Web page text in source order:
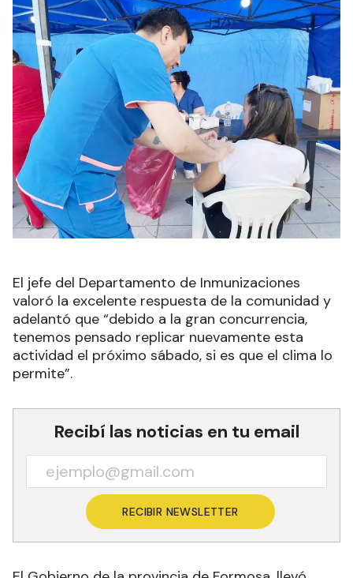
El jefe del Departamento de Inmunizaciones
valoró la excelente respuesta de la comunidad y
adelantó que “debido a la gran concurrencia,
tenemos pensado replicar nuevamente esta
actividad el próximo sábado, si es que el clima lo
permite”.
Recibí las noticias en tu email
RECIBIR NEWSLETTER